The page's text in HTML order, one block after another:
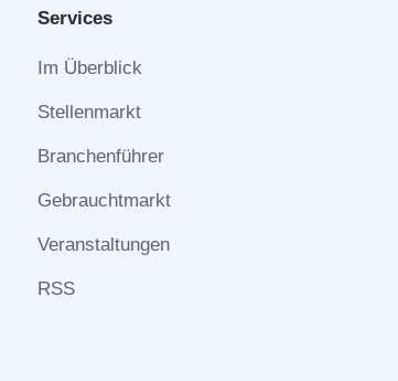
Services
Navigation
Im Überblick
Stellenmarkt
Branchenführer
Gebrauchtmarkt
Veranstaltungen
RSS